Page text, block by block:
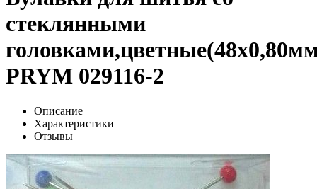
стеклянными
PRYM 029116-2
Описание
Характеристики
Отзывы